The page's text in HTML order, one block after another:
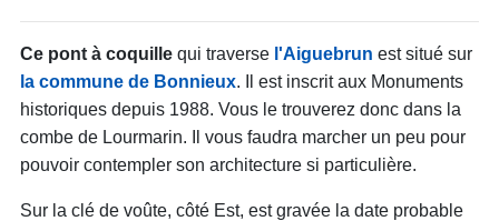
Ce pont à coquillequi traverse l'Aiguebrun est situé sur
la commune de Bonnieux. Il est inscrit aux Monuments
historiques depuis 1988. Vous le trouverez donc dans la
combe de Lourmarin. Il vous faudra marcher un peu pour
pouvoir contempler son architecture si particulière.
Sur la clé de voûte, côté Est, est gravée la date probable